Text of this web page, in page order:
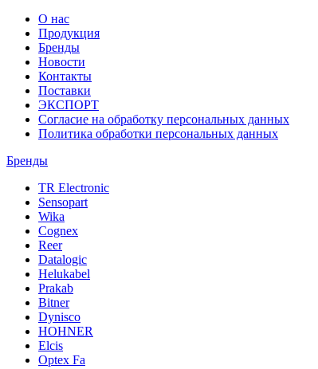
О нас
Продукция
Бренды
Новости
Контакты
Поставки
ЭКСПОРТ
Согласие на обработку персональных данных
Политика обработки персональных данных
Бренды
TR Electronic
Sensopart
Wika
Cognex
Reer
Datalogic
Helukabel
Prakab
Bitner
Dynisco
HOHNER
Elcis
Optex Fa